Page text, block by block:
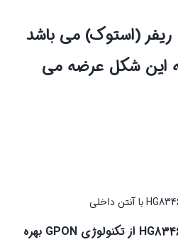
(استوک) می باشد
به این شکل عرضه می
مودم فیبر نوری هواوی HG8346M از تکنولوژی GPON بهره